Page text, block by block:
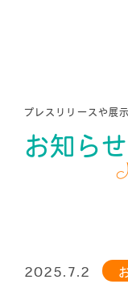
プレスリリースや展
お知らせ
2025.7.2